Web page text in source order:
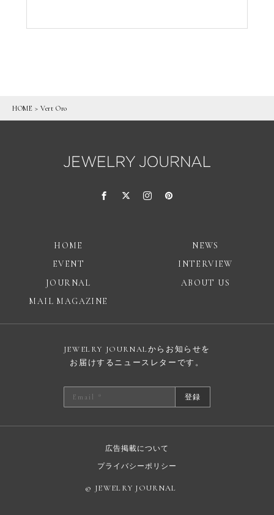
HOME >Vert Oro
HOME
NEWS
EVENT
INTERVIEW
JOURNAL
ABOUT US
MAIL MAGAZINE
JEWELRY JOURNALからお知らせを
お届けするニュースレターです。
登録
広告掲載について
プライバシーポリシー
© JEWELRY JOURNAL